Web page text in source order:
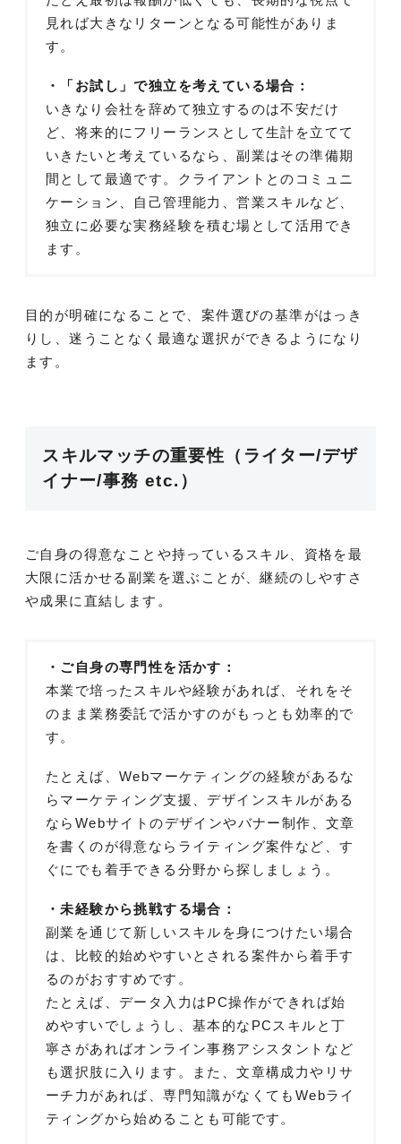
見れば大きなリターンとなる可能性がありま
す。
・「お試し」で独立を考えている場合：
いきなり会社を辞めて独立するのは不安だけ
ど、将来的にフリーランスとして生計を立てて
いきたいと考えているなら、副業はその準備期
間として最適です。クライアントとのコミュニ
ケーション、自己管理能力、営業スキルなど、
独立に必要な実務経験を積む場として活用でき
ます。
目的が明確になることで、案件選びの基準がはっき
りし、迷うことなく最適な選択ができるようになり
ます。
スキルマッチの重要性（ライター/デザ
イナー/事務 etc.）
ご自身の得意なことや持っているスキル、資格を最
大限に活かせる副業を選ぶことが、継続のしやすさ
や成果に直結します。
・ご自身の専門性を活かす：
本業で培ったスキルや経験があれば、それをそ
のまま業務委託で活かすのがもっとも効率的で
す。
たとえば、Webマーケティングの経験があるな
らマーケティング支援、デザインスキルがある
ならWebサイトのデザインやバナー制作、文章
を書くのが得意ならライティング案件など、す
ぐにでも着手できる分野から探しましょう。
・未経験から挑戦する場合：
副業を通じて新しいスキルを身につけたい場合
は、比較的始めやすいとされる案件から着手す
るのがおすすめです。
たとえば、データ入力はPC操作ができれば始
めやすいでしょうし、基本的なPCスキルと丁
寧さがあればオンライン事務アシスタントなど
も選択肢に入ります。また、文章構成力やリサ
ーチ力があれば、専門知識がなくてもWebライ
ティングから始めることも可能です。